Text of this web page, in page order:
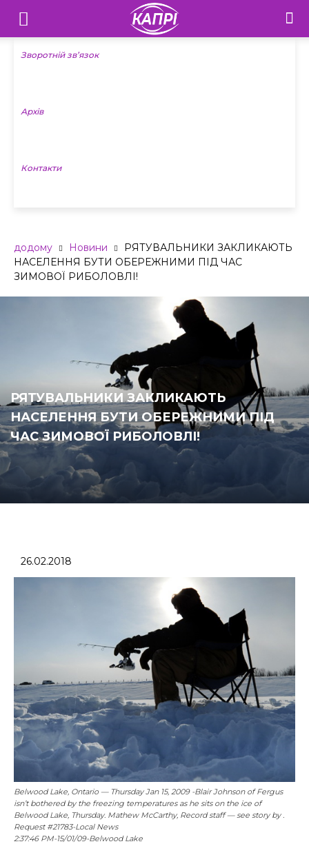
Телебачення
«Капрі»
Новини
Зворотній зв’язок
Архів
Контакти
додому Новини
РЯТУВАЛЬНИКИ ЗАКЛИКАЮТЬ
НАСЕЛЕННЯ БУТИ ОБЕРЕЖНИМИ ПІД ЧАС
ЗИМОВОЇ РИБОЛОВЛІ!
РЯТУВАЛЬНИКИ ЗАКЛИКАЮТЬ
НАСЕЛЕННЯ БУТИ ОБЕРЕЖНИМИ ПІД
ЧАС ЗИМОВОЇ РИБОЛОВЛІ!
26.02.2018
Belwood Lake, Ontario — Thursday Jan 15, 2009 -Blair Johnson of Fergus
isn’t bothered by the freezing temperatures as he sits on the ice of
Belwood Lake, Thursday. Mathew McCarthy, Record staff — see story by .
Request #21783-Local News
2:37:46 PM-15/01/09-Belwood Lake